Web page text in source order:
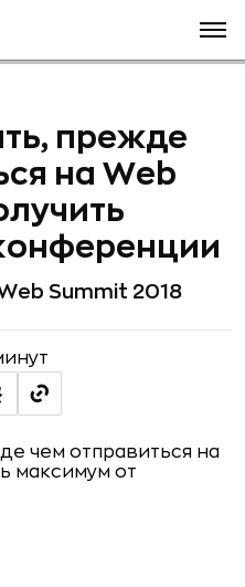
прежде
на Web
Summit 2018